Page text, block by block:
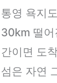
영 욕지
떨어
이면 도
은 자연